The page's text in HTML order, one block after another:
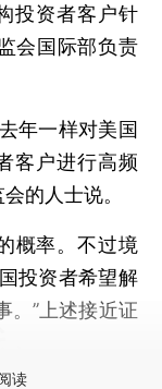
投资者客户针
会国际部负责
年一样对美国
客户进行高频
的人士说。
概率。不过境
投资者希望解
。”上述接近证
读